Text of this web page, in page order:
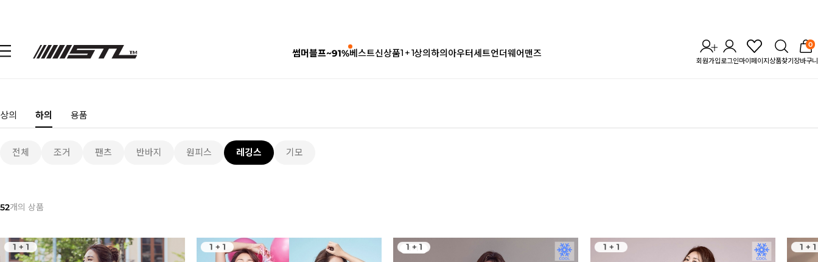
썸머블프~91%베스트신상품1 + 1상의하의아우터세트언더웨어맨즈
회원가입로그인마이페이지 상품찾기
0
장바구니
상의 하의 용품
전체 조거 팬츠 반바지 원피스 레깅스 기모
52개의 상품